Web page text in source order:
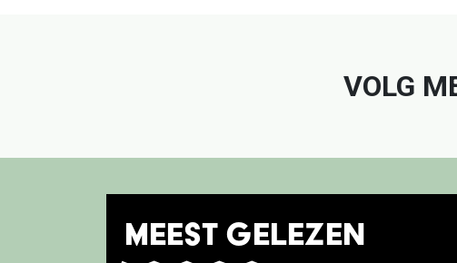
VOLG
MEEST GELEZEN